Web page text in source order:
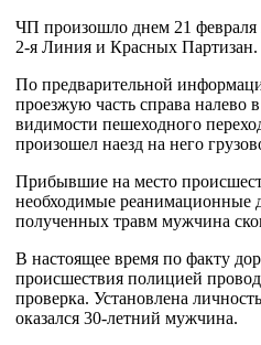
ЧП произошло днем 21 февраля
2-я Линия и Красных Партизан.
По предварительной
проезжую часть справа налево
видимости пешеходного
произошел наезд на него
Прибывшие на место
необходимые реанимационные
полученных травм мужчина
В настоящее время по факту
происшествия полицией
проверка. Установлена
оказался 30-летний мужчина.